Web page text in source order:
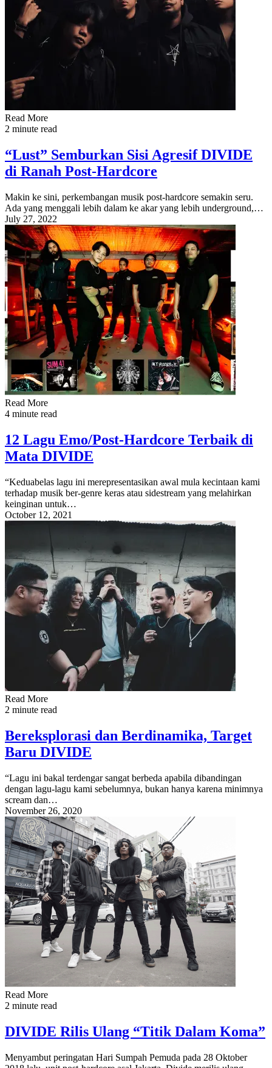
Read More
2 minute read
“Lust” Semburkan Sisi Agresif DIVIDE
di Ranah Post-Hardcore
Makin ke sini, perkembangan musik post-hardcore semakin seru.
Ada yang menggali lebih dalam ke akar yang lebih underground,…
July 27, 2022
Read More
4 minute read
12 Lagu Emo/Post-Hardcore Terbaik di
Mata DIVIDE
“Keduabelas lagu ini merepresentasikan awal mula kecintaan kami
terhadap musik ber-genre keras atau sidestream yang melahirkan
keinginan untuk…
October 12, 2021
Read More
2 minute read
Bereksplorasi dan Berdinamika, Target
Baru DIVIDE
“Lagu ini bakal terdengar sangat berbeda apabila dibandingan
dengan lagu-lagu kami sebelumnya, bukan hanya karena minimnya
scream dan…
November 26, 2020
Read More
2 minute read
DIVIDE Rilis Ulang “Titik Dalam Koma”
Menyambut peringatan Hari Sumpah Pemuda pada 28 Oktober